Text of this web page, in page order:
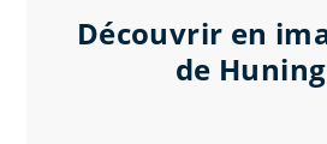
Découvrir en
de